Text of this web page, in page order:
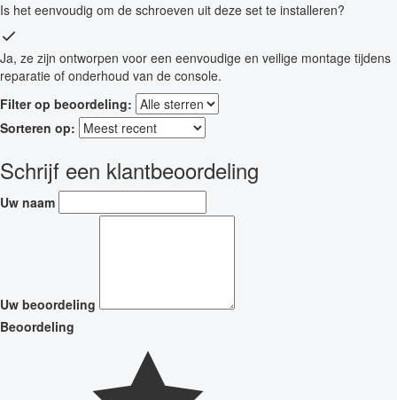
Is het eenvoudig om de schroeven uit deze set te installeren?
Ja, ze zijn ontworpen voor een eenvoudige en veilige montage tijdens
reparatie of onderhoud van de console.
Filter op beoordeling:
Sorteren op:
Schrijf een klantbeoordeling
Uw naam
Uw beoordeling
Beoordeling